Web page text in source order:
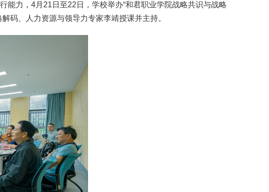
能力，4月21日至22日，学校举办“和君职业学院战略共识与战略
码、人力资源与领导力专家李靖授课并主持。